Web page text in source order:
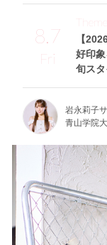
8.7
Fri
【
好印
旬ス
Theme
岩永莉子
青山学院